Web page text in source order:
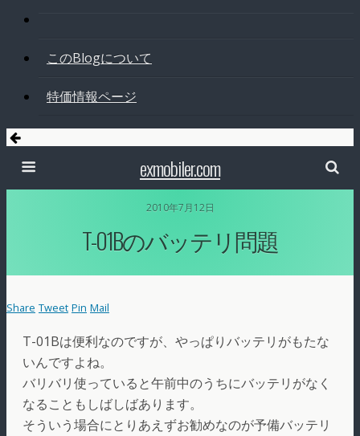
このBlogについて
特価情報ページ
exmobiler.com
2010年7月12日
T-01Bのバッテリ問題
Share Tweet Pin Mail
T-01Bは便利なのですが、やっぱりバッテリがもたな
いんですよね。
バリバリ使っていると午前中のうちにバッテリがなく
なることもしばしばあります。
そういう場合にとりあえずお勧めなのが予備バッテリ